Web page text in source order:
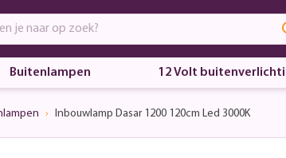
Buitenlampen 12 Volt
Inbouwlamp Dasar 1200 120cm Led 3000K